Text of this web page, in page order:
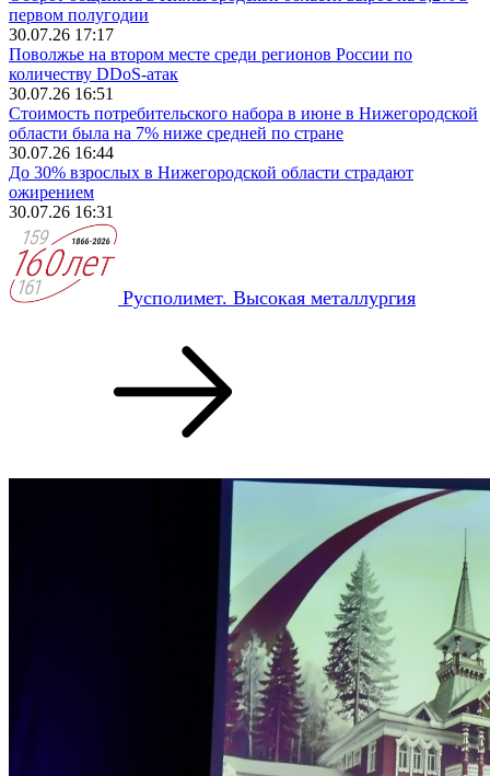
первом полугодии
30.07.26 17:17
Поволжье на втором месте среди регионов России по
количеству DDoS-атак
30.07.26 16:51
Стоимость потребительского набора в июне в Нижегородской
области была на 7% ниже средней по стране
30.07.26 16:44
До 30% взрослых в Нижегородской области страдают
ожирением
30.07.26 16:31
Русполимет. Высокая металлургия